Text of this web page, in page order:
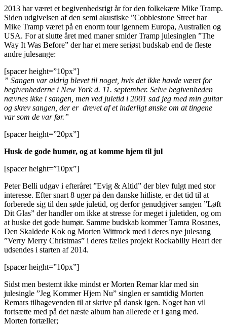
2013 har været et begivenhedsrigt år for den folkekære Mike Tramp.
Siden udgivelsen af den semi akustiske ”Cobblestone Street har
Mike Tramp været på en enorm tour igennem Europa, Australien og
USA. For at slutte året med maner smider Tramp julesinglen ”The
Way It Was Before” der har et mere seriøst budskab end de fleste
andre julesange:
[spacer height=”10px”]
” Sangen var aldrig blevet til noget, hvis det ikke havde været for
begivenhederne i New York d. 11. september. Selve begivenheden
nævnes ikke i sangen, men ved juletid i 2001 sad jeg med min guitar
og skrev sangen, der er drevet af et inderligt ønske om at tingene
var som de var før.”
[spacer height=”20px”]
Husk de gode humør, og at komme hjem til jul
[spacer height=”10px”]
Peter Belli udgav i efteråret ”Evig & Altid” der blev fulgt med stor
interesse. Efter snart 8 uger på den danske hitliste, er det tid til at
forberede sig til den søde juletid, og derfor genudgiver sangen ”Løft
Dit Glas” der handler om ikke at stresse for meget i juletiden, og om
at huske det gode humør. Samme budskab kommer Tamra Rosanes,
Den Skaldede Kok og Morten Wittrock med i deres nye julesang
”Verry Merry Christmas” i deres fælles projekt Rockabilly Heart der
udsendes i starten af 2014.
[spacer height=”10px”]
Sidst men bestemt ikke mindst er Morten Remar klar med sin
julesingle ”Jeg Kommer Hjem Nu” singlen er samtidig Morten
Remars tilbagevenden til at skrive på dansk igen. Noget han vil
fortsætte med på det næste album han allerede er i gang med.
Morten fortæller;